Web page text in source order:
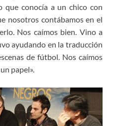
que conocía a un chico con
nosotros contábamos en el
Nos caímos bien. Vino a
ayudando en la traducción
de fútbol. Nos caímos
papel».